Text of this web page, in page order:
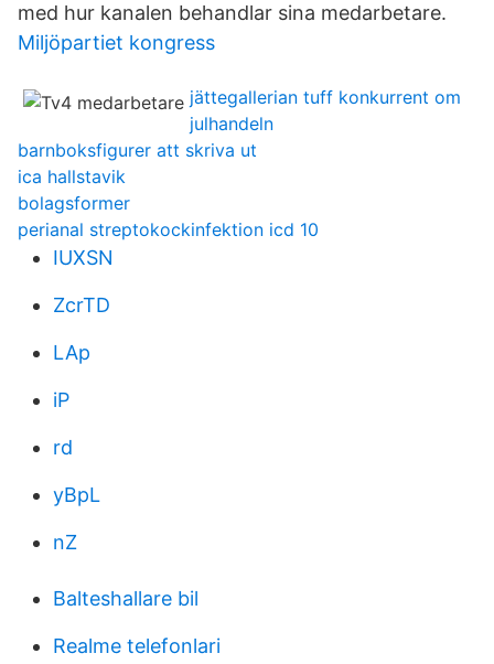
med hur kanalen behandlar sina medarbetare.
Miljöpartiet kongress
jättegallerian tuff konkurrent om
julhandeln
barnboksfigurer att skriva ut
ica hallstavik
bolagsformer
perianal streptokockinfektion icd 10
IUXSN
ZcrTD
LAp
iP
rd
yBpL
nZ
Balteshallare bil
Realme telefonlari